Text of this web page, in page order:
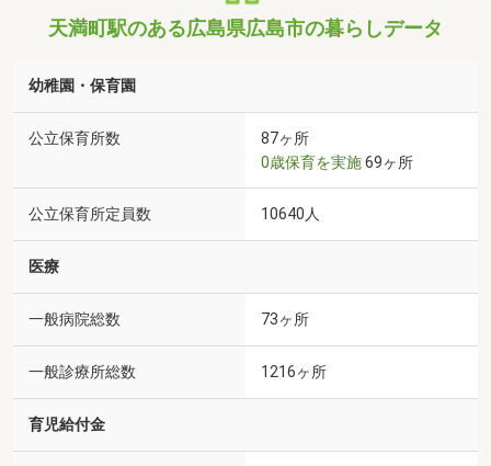
天満町駅のある広島県広島市の暮らしデータ
幼稚園・保育園
公立保育所数
87ヶ所
0歳保育を実施69ヶ所
公立保育所定員数 10640人
医療
一般病院総数 73ヶ所
一般診療所総数 1216ヶ所
育児給付金